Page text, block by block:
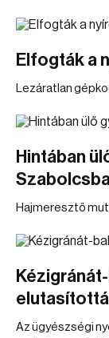
Elfogták a
Lezáratlan
Hintában
Hajmeresztő
Az ügyészségi